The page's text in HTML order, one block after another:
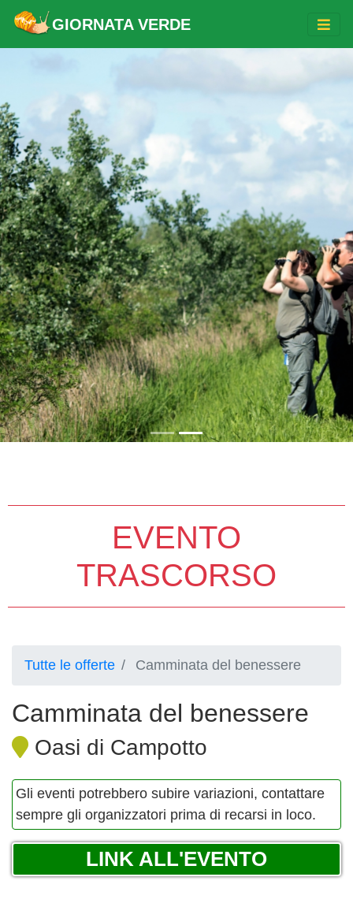
GIORNATA VERDE
EVENTO
TRASCORSO
Tutte le offerte Camminata del benessere
Camminata del benessere
Oasi di Campotto
Gli eventi potrebbero subire variazioni, contattare
sempre gli organizzatori prima di recarsi in loco.
LINK ALL'EVENTO